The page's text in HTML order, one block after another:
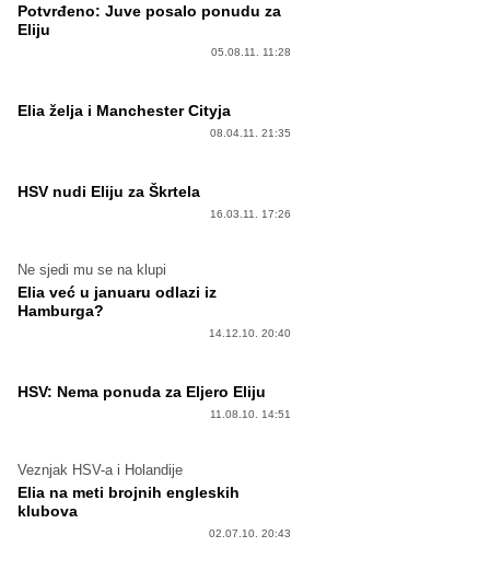
Potvrđeno: Juve posalo ponudu za
Eliju
05.08.11. 11:28
Elia želja i Manchester Cityja
08.04.11. 21:35
HSV nudi Eliju za Škrtela
16.03.11. 17:26
Ne sjedi mu se na klupi
Elia već u januaru odlazi iz
Hamburga?
14.12.10. 20:40
HSV: Nema ponuda za Eljero Eliju
11.08.10. 14:51
Veznjak HSV-a i Holandije
Elia na meti brojnih engleskih
klubova
02.07.10. 20:43